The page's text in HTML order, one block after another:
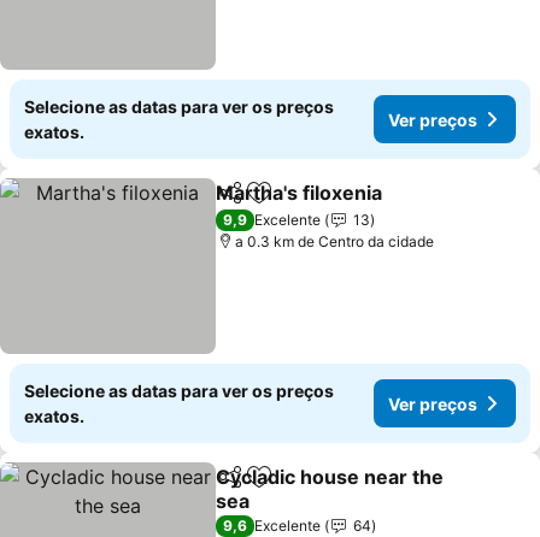
Selecione as datas para ver os preços
exatos.
Ver preços
PartilharAdicionar aos favoritos
Martha's filoxenia
9,9 Excelente
13
a 0.3 km de Centro da cidade
Selecione as datas para ver os preços
exatos.
Ver preços
PartilharAdicionar aos favoritos
Cycladic house near the
sea
9,6 Excelente
64